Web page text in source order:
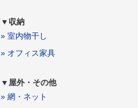
▼収納
» 室内物干し
» オフィス家具
▼屋外・その他
» 網・ネット